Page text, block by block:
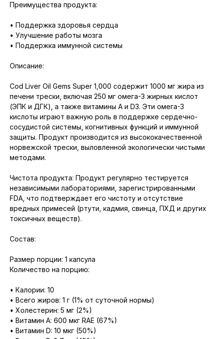
Преимущества продукта:
• Поддержка здоровья сердца
• Улучшение работы мозга
• Поддержка иммунной системы
Описание:
Cod Liver Oil Gems Super 1,000 содержит 1000 мг жира из
печени трески, включая 250 мг омега-3 жирных кислот
(ЭПК и ДГК), а также витамины A и D3. Эти омега-3
кислоты играют важную роль в поддержке сердечно-
сосудистой системы, когнитивных функций и иммунной
защиты. Продукт производится из высококачественной
норвежской трески, выловленной экологически чистыми
методами.
Чистота продукта: Продукт регулярно тестируется
независимыми лабораториями, зарегистрированными
FDA, что подтверждает его чистоту и отсутствие
вредных примесей (ртути, кадмия, свинца, ПХД и других
токсичных веществ).
Состав:
Размер порции: 1 капсула
Количество на порцию:
• Калории: 10
• Всего жиров: 1 г (1% от суточной нормы)
• Холестерин: 5 мг (2%)
• Витамин А: 600 мкг RAE (67%)
• Витамин D: 10 мкг (50%)